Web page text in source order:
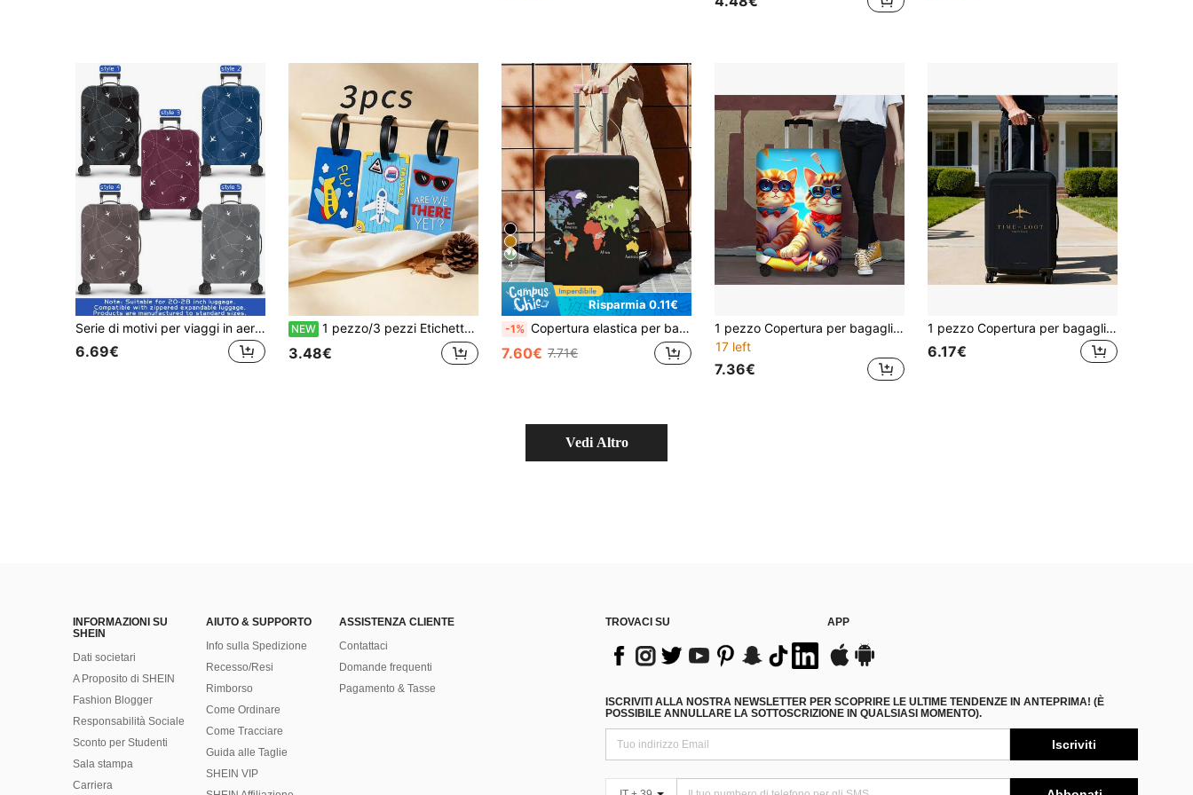
Serie di motivi per viaggi in aereo, stampa personalizzata alla moda, lavorazione migliorata, bordo elastico su tutto il perimetro, tessuto elastico rinforzato, lavabile, copri valigia, accessori da viaggio, adatto per viaggi di lavoro, viaggi all'aperto, check-in bagagli, ritorno a scuola degli studenti, adatto per valigie da 20 a 28 pollici, zaini, forniture scolastiche, materiale per lo studio
6.69€
NEW 1 pezzo/3 pezzi Etichetta per bagaglio in PVC 3D a forma di aereo cartone animato, ciondolo anti-smarrimento a tema aviazione e viaggio carino per valigia, etichetta di imbarco con informazioni riempibili, accessorio di identificazione per bagaglio da viaggio d'affari, etichetta pratica per bagaglio da viaggio, regalo per festa di compleanno
3.48€
4
Risparmia 0.11€
-1% Copertura elastica per bagaglio da viaggio, copri-valigia protettivo antipolvere, accessori da viaggio per studenti, ritorno a scuola, viaggi d'affari all'aperto, essenziale per i viaggi
7.60€ 7.71€
1 pezzo Copertura per bagagli con stampa di gatti per bagagli da 18-32 pollici; Accessori da viaggio elastici e antipolvere per proteggere efficacemente il tuo bagaglio
17 left
7.36€
1 pezzo Copertura per bagaglio colorata e morbida, stampa con slogan per viaggi in aereo, manica elastica per valigie da 20-34 pollici - Copertura protettiva anti-polvere, lavabile a mano, per viaggi di lavoro, essenziale per i viaggiatori tutto l'anno, stile elegante e sofisticato
6.17€
Vedi Altro
INFORMAZIONI SU
SHEIN
Dati societari
A Proposito di SHEIN
Fashion Blogger
Responsabilità Sociale
Sconto per Studenti
Sala stampa
Carriera
AIUTO & SUPPORTO
Info sulla Spedizione
Recesso/Resi
Rimborso
Come Ordinare
Come Tracciare
Guida alle Taglie
SHEIN VIP
ASSISTENZA CLIENTE
Contattaci
Domande frequenti
Pagamento & Tasse
TROVACI SU APP
ISCRIVITI ALLA NOSTRA NEWSLETTER PER SCOPRIRE LE ULTIME TENDENZE IN ANTEPRIMA! (È
POSSIBILE ANNULLARE LA SOTTOSCRIZIONE IN QUALSIASI MOMENTO).
Iscriviti